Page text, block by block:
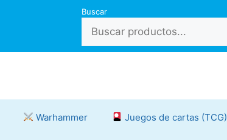
Buscar
Warhammer Juegos de cartas (TCG)